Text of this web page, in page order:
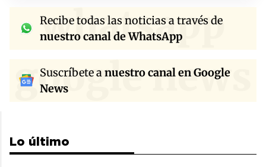
whatsapp
Recibe todas las noticias a través de
nuestro canal de WhatsApp
google news
Suscríbete anuestro canal en Google
News
Lo último